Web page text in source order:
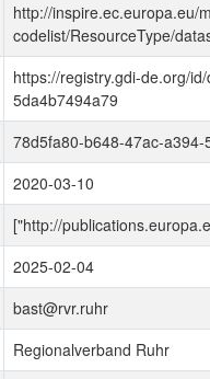
http://inspire.ec.europa.eu/
codelist/ResourceType/
https://registry.gdi-de.org/
5da4b7494a79
78d5fa80-b648-47ac-a394-
2020-03-10
["http://
2025-02-04
bast@rvr.ruhr
Regionalverband Ruhr